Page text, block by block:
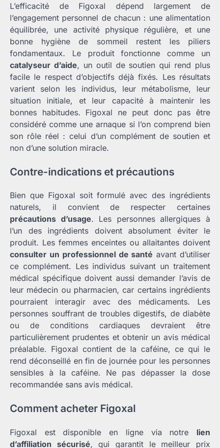
L’efficacité de Figoxal dépend largement de
l’engagement personnel de chacun : une alimentation
équilibrée, une activité physique régulière, et une
bonne hygiène de sommeil restent les piliers
fondamentaux. Le produit fonctionne comme un
catalyseur d’aide, un outil de soutien qui rend plus
facile le respect d’objectifs déjà fixés. Les résultats
varient selon les individus, leur métabolisme, leur
situation initiale, et leur capacité à maintenir les
bonnes habitudes. Figoxal ne peut donc pas être
considéré comme une arnaque si l’on comprend bien
son rôle réel : celui d’un complément de soutien et
non d’une solution miracle.
Contre-indications et précautions
Bien que Figoxal soit formulé avec des ingrédients
naturels, il convient de respecter certaines
précautions d’usage. Les personnes allergiques à
l’un des ingrédients doivent absolument éviter le
produit. Les femmes enceintes ou allaitantes doivent
consulter un professionnel de santé avant d’utiliser
ce complément. Les individus suivant un traitement
médical spécifique doivent aussi demander l’avis de
leur médecin ou pharmacien, car certains ingrédients
pourraient interagir avec des médicaments. Les
personnes souffrant de troubles digestifs, de diabète
ou de conditions cardiaques devraient être
particulièrement prudentes et obtenir un avis médical
préalable. Figoxal contient de la caféine, ce qui le
rend déconseillé en fin de journée pour les personnes
sensibles à la caféine. Ne pas dépasser la dose
recommandée sans avis médical.
Comment acheter Figoxal
Figoxal est disponible en ligne via notre lien
d’affiliation sécurisé, qui garantit le meilleur prix